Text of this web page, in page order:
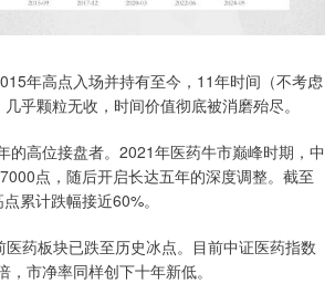
年高点入场并持有至今，11年时间（不考虑
乎颗粒无收，时间价值彻底被消磨殆尽。
的高位接盘者。2021年医药牛市巅峰时期，中
点，随后开启长达五年的深度调整。截至
累计跌幅接近60%。
药板块已跌至历史冰点。目前中证医药指数
市净率同样创下十年新低。